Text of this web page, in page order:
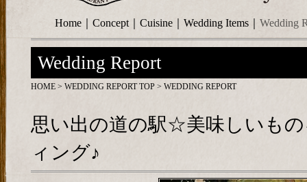
Home Concept Cuisine Wedding Items Wedding
Wedding Report
HOME > WEDDING REPORT TOP > WEDDING REPORT
思い出の道の駅☆美味しいも
ィング♪